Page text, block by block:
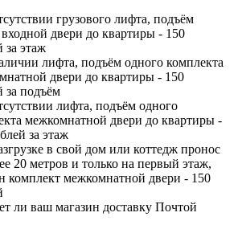
грузового лифта, подъём
двери до квартиры - 150
за этаж
лифта, подъём одного комплекта
двери до квартиры - 150
за подъём
лифта, подъём одного
межкомнатной двери до квартиры -
за этаж
в свой дом или коттедж пронос
20 метров и только на первый этаж,
комплект межкомнатной двери - 150
ли ваш магазин доставку Почтой